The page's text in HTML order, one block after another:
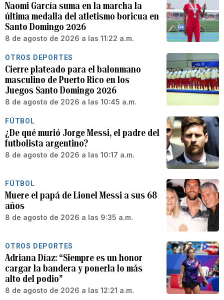
Naomi García suma en la marcha la
última medalla del atletismo boricua en
Santo Domingo 2026
8 de agosto de 2026 a las 11:22 a.m.
OTROS DEPORTES
Cierre plateado para el balonmano
masculino de Puerto Rico en los
Juegos Santo Domingo 2026
8 de agosto de 2026 a las 10:45 a.m.
FÚTBOL
¿De qué murió Jorge Messi, el padre del
futbolista argentino?
8 de agosto de 2026 a las 10:17 a.m.
FÚTBOL
Muere el papá de Lionel Messi a sus 68
años
8 de agosto de 2026 a las 9:35 a.m.
OTROS DEPORTES
Adriana Díaz: “Siempre es un honor
cargar la bandera y ponerla lo más
alto del podio”
8 de agosto de 2026 a las 12:21 a.m.